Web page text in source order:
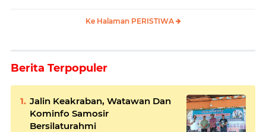
Ke Halaman PERISTIWA
Berita Terpopuler
Jalin Keakraban, Watawan Dan
Kominfo Samosir
Bersilaturahmi